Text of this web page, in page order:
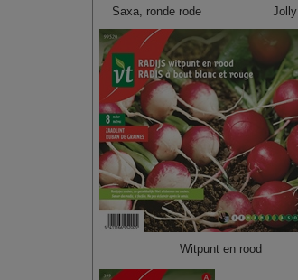
Saxa, ronde rode Jolly
Witpunt en rood